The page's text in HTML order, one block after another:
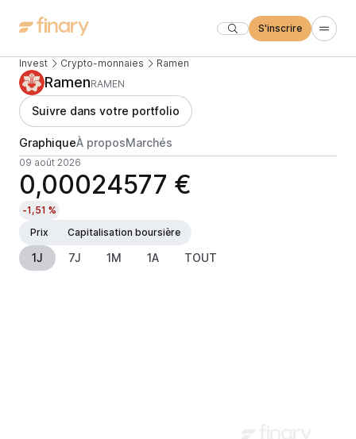
S'inscrire
Invest Crypto-monnaies Ramen
RamenRAMEN
Suivre dans votre portfolio
GraphiqueÀ proposMarchés
09 août 2026
0,00024577 €
-1,51 %
Prix
Capitalisation boursière
1J 7J 1M 1A TOUT